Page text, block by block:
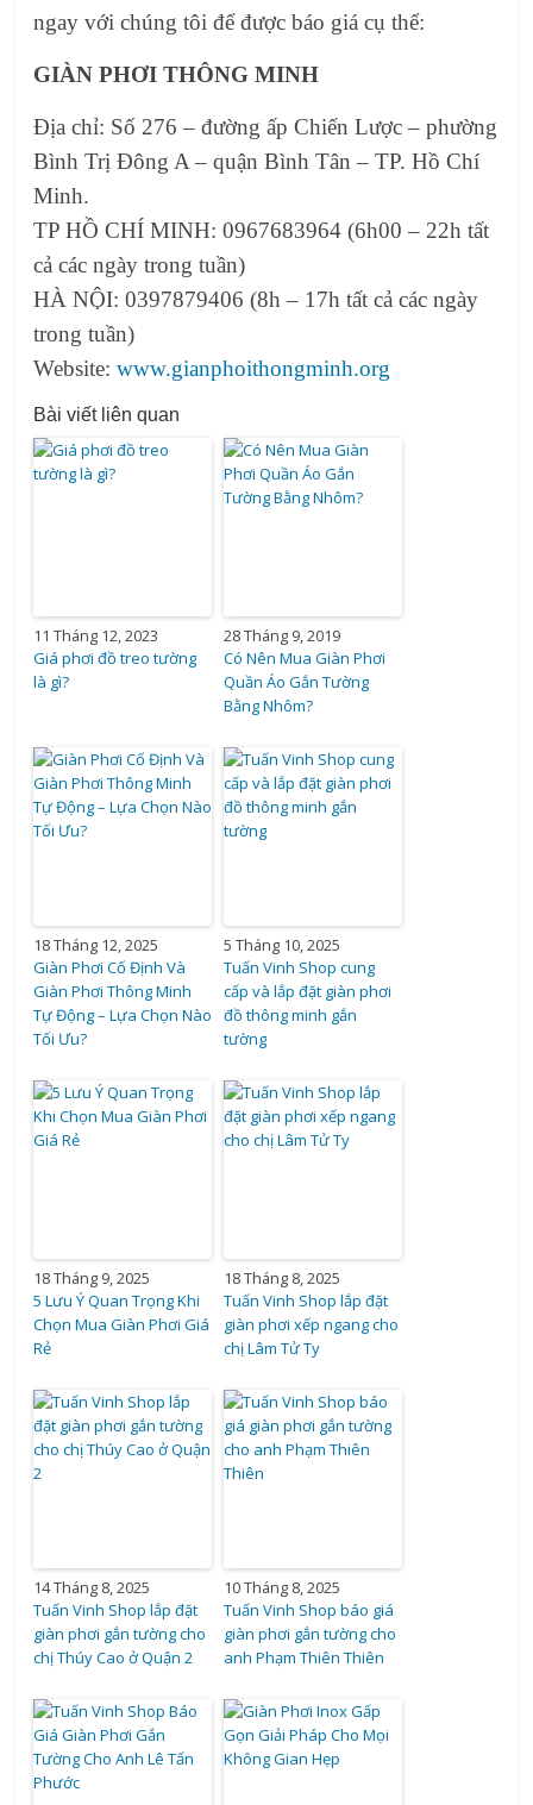
ngay với chúng tôi để được báo giá cụ thể:
GIÀN PHƠI THÔNG MINH
Địa chỉ: Số 276 – đường ấp Chiến Lược – phường
Bình Trị Đông A – quận Bình Tân – TP. Hồ Chí
Minh.
TP HỒ CHÍ MINH: 0967683964 (6h00 – 22h tất
cả các ngày trong tuần)
HÀ NỘI: 0397879406 (8h – 17h tất cả các ngày
trong tuần)
Website:www.gianphoithongminh.org
Bài viết liên quan
11 Tháng 12, 2023
Giá phơi đồ treo tường
là gì?
28 Tháng 9, 2019
Có Nên Mua Giàn Phơi
Quần Áo Gắn Tường
Bằng Nhôm?
18 Tháng 12, 2025
Giàn Phơi Cố Định Và
Giàn Phơi Thông Minh
Tự Động – Lựa Chọn Nào
Tối Ưu?
5 Tháng 10, 2025
Tuấn Vinh Shop cung
cấp và lắp đặt giàn phơi
đồ thông minh gắn
tường
18 Tháng 9, 2025
5 Lưu Ý Quan Trọng Khi
Chọn Mua Giàn Phơi Giá
Rẻ
18 Tháng 8, 2025
Tuấn Vinh Shop lắp đặt
giàn phơi xếp ngang cho
chị Lâm Tử Ty
14 Tháng 8, 2025
Tuấn Vinh Shop lắp đặt
giàn phơi gắn tường cho
chị Thúy Cao ở Quận 2
10 Tháng 8, 2025
Tuấn Vinh Shop báo giá
giàn phơi gắn tường cho
anh Phạm Thiên Thiên